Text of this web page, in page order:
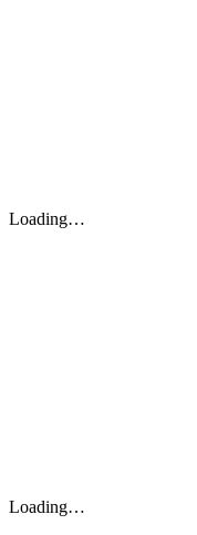
Loading…
Loading…